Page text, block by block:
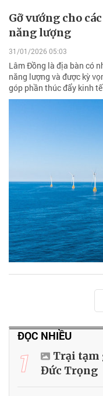
Gỡ vướng cho
năng lượng
31/01/2026 05:03
Lâm Đồng là địa bàn có
năng lượng và được kỳ
góp phần thúc đẩy kinh
ĐỌC NHIỀU
1
Trại tạm
Đức Trọng